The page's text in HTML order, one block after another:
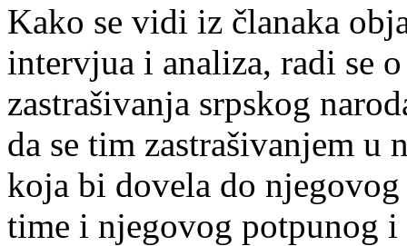
Kako se vidi iz članaka
intervjua i analiza, radi se
zastrašivanja srpskog
da se tim zastrašivanjem
koja bi dovela do
time i njegovog potpunog i